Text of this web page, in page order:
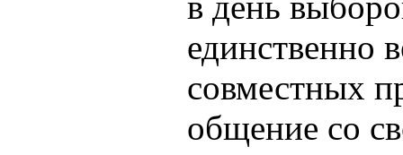
единственно
совместных
общение со